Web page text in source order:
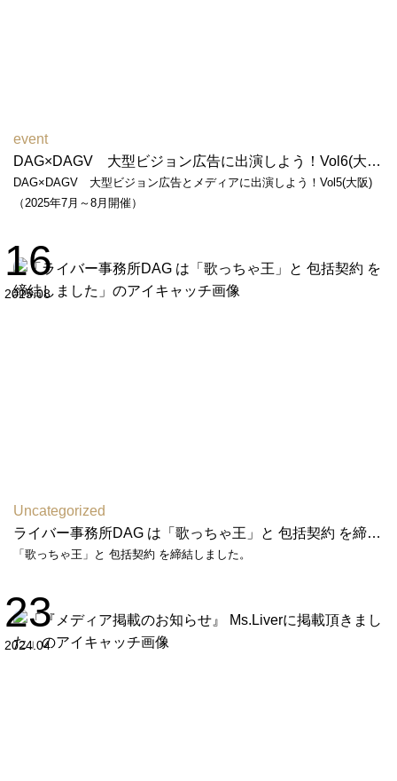
event
DAG×DAGV 大型ビジョン広告に出演しよう！Vol6(大阪)（2026年6月～7月開催）
DAG×DAGV 大型ビジョン広告とメディアに出演しよう！Vol5(大阪)
（2025年7月～8月開催）
16
2025.08
Uncategorized
ライバー事務所DAG は「歌っちゃ王」と 包括契約 を締結しました
「歌っちゃ王」と 包括契約 を締結しました。
23
2024.04